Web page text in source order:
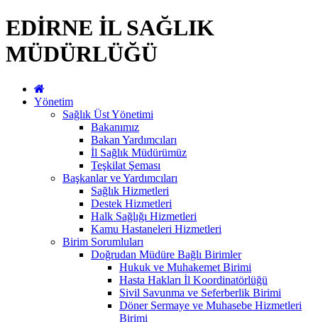
EDİRNE İL SAĞLIK
MÜDÜRLÜĞÜ
Yönetim
Sağlık Üst Yönetimi
Bakanımız
Bakan Yardımcıları
İl Sağlık Müdürümüz
Teşkilat Şeması
Başkanlar ve Yardımcıları
Sağlık Hizmetleri
Destek Hizmetleri
Halk Sağlığı Hizmetleri
Kamu Hastaneleri Hizmetleri
Birim Sorumluları
Doğrudan Müdüre Bağlı Birimler
Hukuk ve Muhakemet Birimi
Hasta Hakları İl Koordinatörlüğü
Sivil Savunma ve Seferberlik Birimi
Döner Sermaye ve Muhasebe Hizmetleri
Birimi